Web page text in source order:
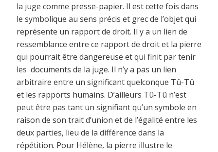
la juge comme presse-papier. Il est cette fois dans
le symbolique au sens précis et grec de l’objet qui
représente un rapport de droit. Il y a un lien de
ressemblance entre ce rapport de droit et la pierre
qui pourrait être dangereuse et qui finit par tenir
les documents de la juge. Il n’y a pas un lien
arbitraire entre un significant quelconque Tû-Tû
et les rapports humains. D’ailleurs Tû-Tû n’est
peut être pas tant un signifiant qu’un symbole en
raison de son trait d’union et de l’égalité entre les
deux parties, lieu de la différence dans la
répétition. Pour Hélène, la pierre illustre le